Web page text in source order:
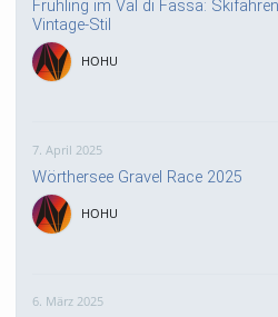
Frühling im Val di Fassa:
Vintage-Stil
HOHU
7. April 2025
Wörthersee Gravel Race 2025
HOHU
6. März 2025